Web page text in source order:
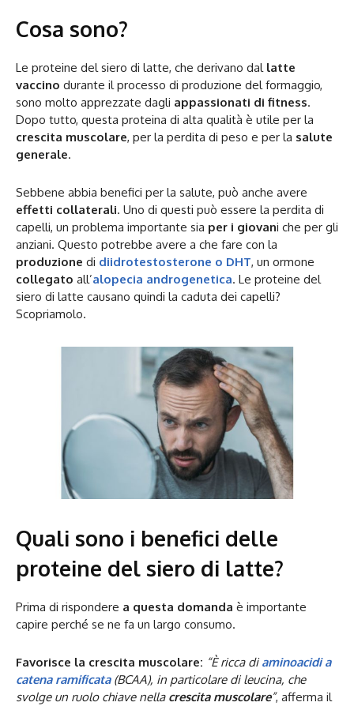
Cosa sono?
Le proteine del siero di latte, che derivano dal latte
vaccino durante il processo di produzione del formaggio,
sono molto apprezzate dagli appassionati di fitness.
Dopo tutto, questa proteina di alta qualità è utile per la
crescita muscolare, per la perdita di peso e per la salute
generale.
Sebbene abbia benefici per la salute, può anche avere
effetti collaterali. Uno di questi può essere la perdita di
capelli, un problema importante sia per i giovani che per gli
anziani. Questo potrebbe avere a che fare con la
produzione di diidrotestosterone o DHT, un ormone
collegato all’alopecia androgenetica. Le proteine del
siero di latte causano quindi la caduta dei capelli?
Scopriamolo.
Quali sono i benefici delle
proteine del siero di latte?
Prima di rispondere a questa domanda è importante
capire perché se ne fa un largo consumo.
Favorisce la crescita muscolare: “È ricca di aminoacidi a
catena ramificata(BCAA), in particolare di leucina, che
svolge un ruolo chiave nella crescita muscolare”, afferma il